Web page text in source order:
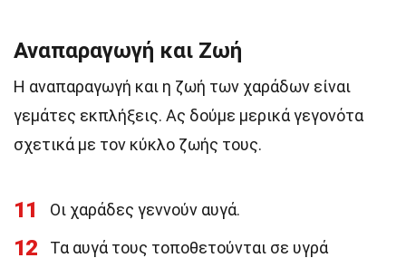
Αναπαραγωγή και Ζωή
Η αναπαραγωγή και η ζωή των χαράδων είναι
γεμάτες εκπλήξεις. Ας δούμε μερικά γεγονότα
σχετικά με τον κύκλο ζωής τους.
11 Οι χαράδες γεννούν αυγά.
12
Τα αυγά τους τοποθετούνται σε υγρά